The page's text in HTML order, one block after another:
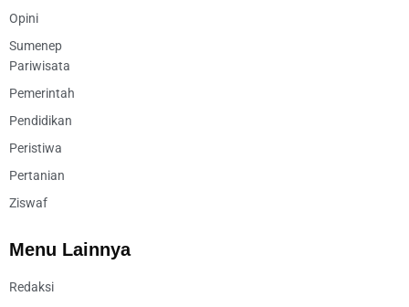
Opini
Sumenep
Pariwisata
Pemerintah
Pendidikan
Peristiwa
Pertanian
Ziswaf
Menu Lainnya
Redaksi